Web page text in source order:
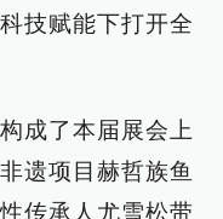
技赋能下打开全
成了本届展会上
遗项目赫哲族鱼
传承人尤雪松带